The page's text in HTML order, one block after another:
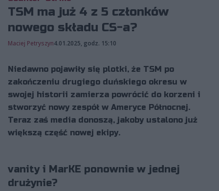
TSM ma już 4 z 5 członków
nowego składu CS-a?
Maciej Petryszyn4.01.2025, godz. 15:10
Niedawno pojawiły się plotki, że TSM po
zakończeniu drugiego duńskiego okresu w
swojej historii zamierza powrócić do korzeni i
stworzyć nowy zespół w Ameryce Północnej.
Teraz zaś media donoszą, jakoby ustalono już
większą część nowej ekipy.
vanity i MarKE ponownie w jednej
drużynie?